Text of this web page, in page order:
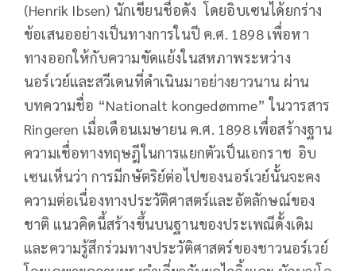
(Henrik Ibsen) นักเขียนชื่อดัง โดยอิบเซนได้ยกร่าง
ข้อเสนออย่างเป็นทางการในปี ค.ศ. 1898 เพื่อหา
ทางออกให้กับความขัดแย้งในสหภาพระหว่าง
นอร์เวย์และสวีเดนที่ดำเนินมาอย่างยาวนาน ผ่าน
บทความชื่อ “Nationalt kongedømme” ในวารสาร
Ringeren เมื่อเดือนเมษายน ค.ศ. 1898 เพื่อสร้างฐาน
ความเชื่อทางทฤษฎีในการแยกตัวเป็นเอกราช อิบ
เซนเห็นว่า การมีกษัตริย์ต่อไปของนอร์เวย์นั้นจะคง
ความต่อเนื่องทางประวัติศาสตร์และอัตลักษณ์ของ
ชาติ แนวคิดนี้สร้างขึ้นบนฐานของประเพณีดั้งเดิม
และความรู้สึกร่วมทางประวัติศาสตร์ของชาวนอร์เวย์